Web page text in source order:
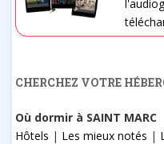
CHERCHEZ VOTRE
Où dormir à SAINT MARC
Hôtels | Les mieux notés |